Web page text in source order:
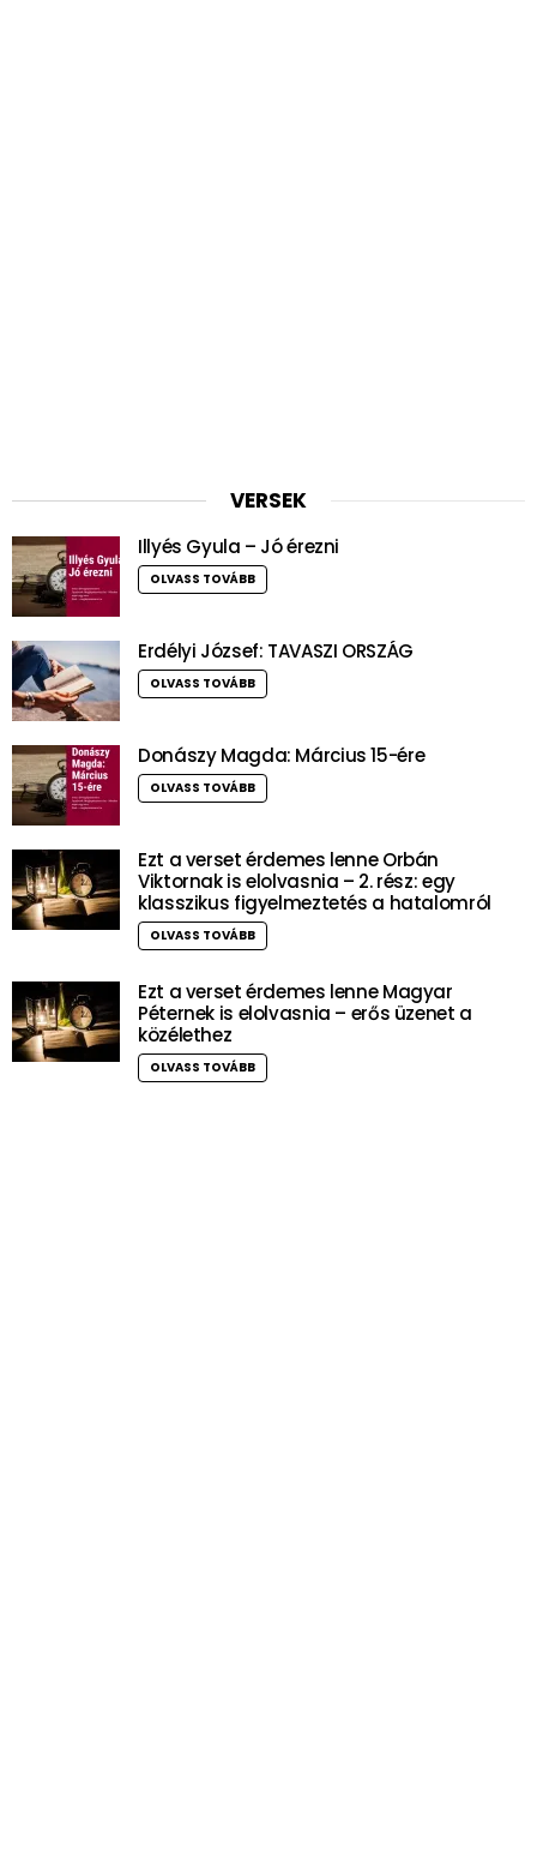
VERSEK
Illyés Gyula – Jó érezni
OLVASS TOVÁBB
Erdélyi József: TAVASZI ORSZÁG
OLVASS TOVÁBB
Donászy Magda: Március 15-ére
OLVASS TOVÁBB
Ezt a verset érdemes lenne Orbán
Viktornak is elolvasnia – 2. rész: egy
klasszikus figyelmeztetés a hatalomról
OLVASS TOVÁBB
Ezt a verset érdemes lenne Magyar
Péternek is elolvasnia – erős üzenet a
közélethez
OLVASS TOVÁBB